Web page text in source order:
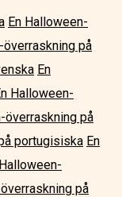
En Halloween-
överraskning på
En
Halloween-
överraskning på
portugisiska En
på